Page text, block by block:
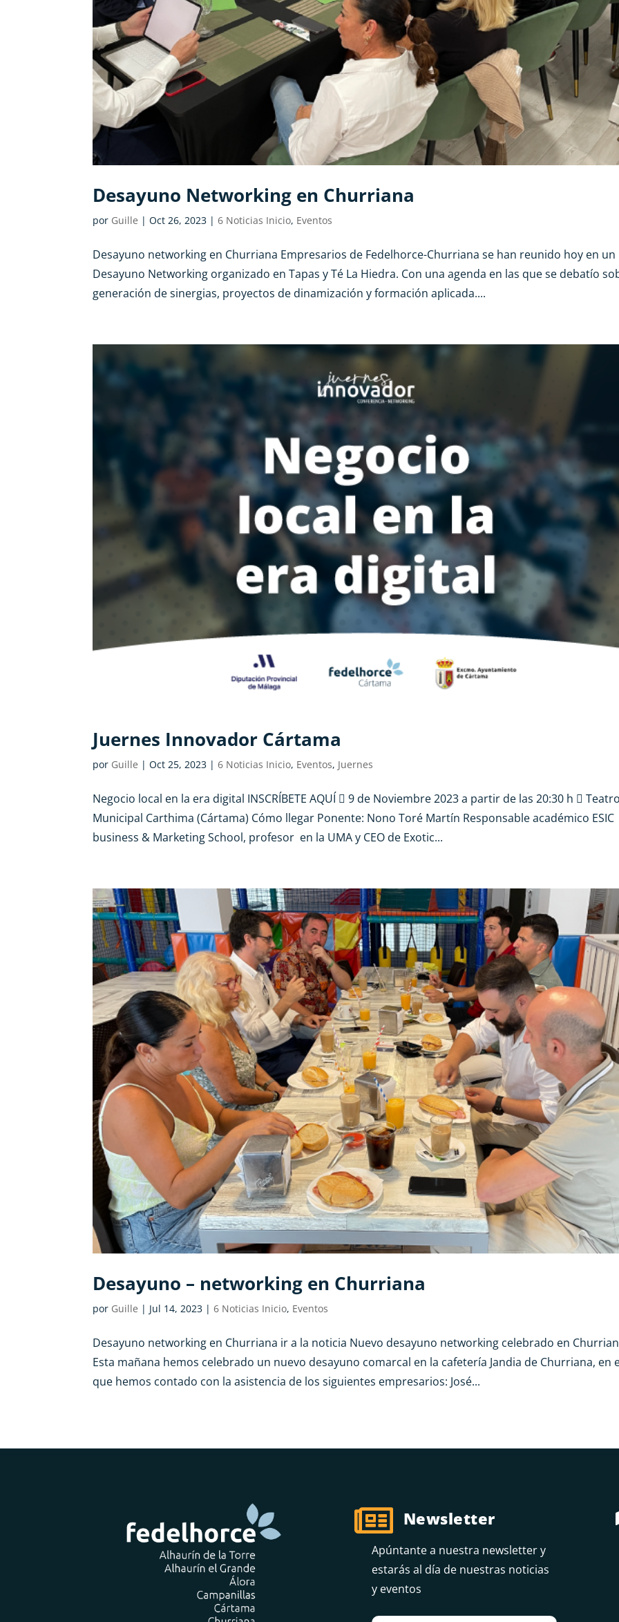
Desayuno Networking en Churriana
por Guille |Oct 26, 2023 |6 Noticias Inicio, Eventos
Desayuno networking en Churriana Empresarios de Fedelhorce-Churriana se han reunido hoy en un
Desayuno Networking organizado en Tapas y Té La Hiedra. Con una agenda en las que se debatío
generación de sinergias, proyectos de dinamización y formación aplicada....
Juernes Innovador Cártama
por Guille |Oct 25, 2023 |6 Noticias Inicio, Eventos, Juernes
Negocio local en la era digital INSCRÍBETE AQUÍ  9 de Noviembre 2023 a partir de las 20:30 h 
Municipal Carthima (Cártama) Cómo llegar Ponente: Nono Toré Martín Responsable académico ESIC
business & Marketing School, profesor en la UMA y CEO de Exotic...
Desayuno – networking en Churriana
por Guille | Jul 14, 2023 |6 Noticias Inicio, Eventos
Desayuno networking en Churriana ir a la noticia Nuevo desayuno networking celebrado en
Esta mañana hemos celebrado un nuevo desayuno comarcal en la cafetería Jandia de Churriana, en
que hemos contado con la asistencia de los siguientes empresarios: José...
 Newsletter
Apúntante a nuestra newsletter y
estarás al día de nuestras noticias
y eventos